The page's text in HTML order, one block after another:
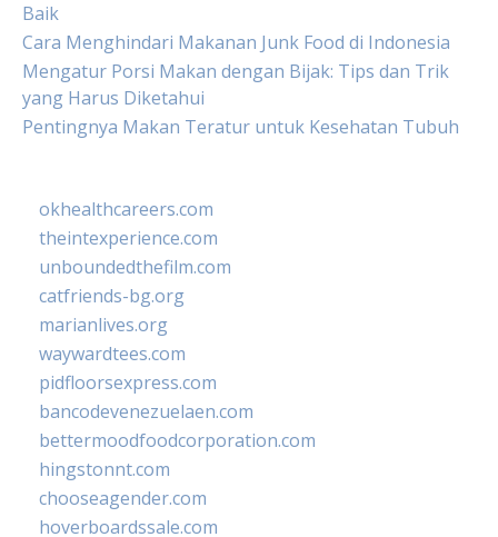
Baik
Cara Menghindari Makanan Junk Food di Indonesia
Mengatur Porsi Makan dengan Bijak: Tips dan Trik
yang Harus Diketahui
Pentingnya Makan Teratur untuk Kesehatan Tubuh
okhealthcareers.com
theintexperience.com
unboundedthefilm.com
catfriends-bg.org
marianlives.org
waywardtees.com
pidfloorsexpress.com
bancodevenezuelaen.com
bettermoodfoodcorporation.com
hingstonnt.com
chooseagender.com
hoverboardssale.com